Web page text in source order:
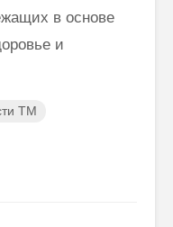
в основе
и
ТМ